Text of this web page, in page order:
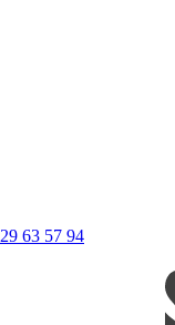
29 63 57 94